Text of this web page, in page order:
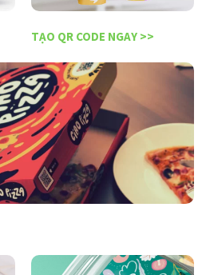
TẠO QR CODE NGAY >>